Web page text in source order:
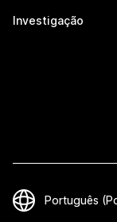
Investigação